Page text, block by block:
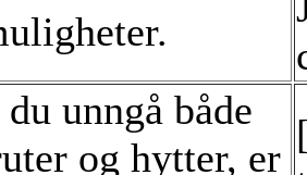
unngå både
og hytter, er